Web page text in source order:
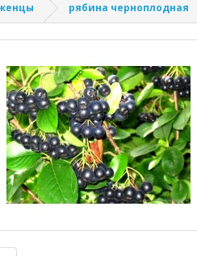
рябина черноплодная